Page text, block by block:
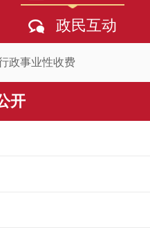
政民互动
政事业性收费
开